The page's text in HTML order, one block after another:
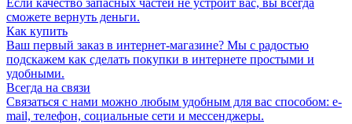
Если качество запасных частей не устроит вас, вы всегда
сможете вернуть деньги.
Как купить
Ваш первый заказ в интернет-магазине? Мы с радостью
подскажем как сделать покупки в интернете простыми и
удобными.
Всегда на связи
Связаться с нами можно любым удобным для вас способом: e-
mail, телефон, социальные сети и мессенджеры.